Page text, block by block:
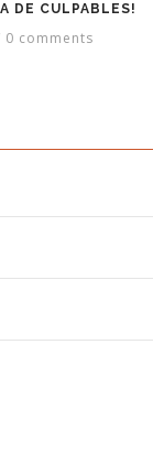
DE CULPABLES!
0 comments